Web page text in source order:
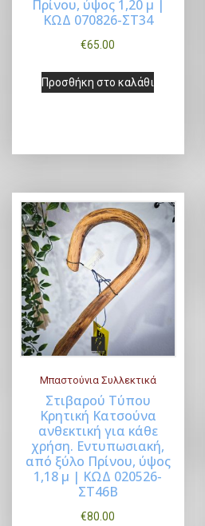
Πρίνου, ύψος 1,20 μ |
ΚΩΔ 070826-ΣΤ34
€65.00
Προσθήκη στο καλάθι
Buy Now
Μπαστούνια Συλλεκτικά
Στιβαρού Τύπου
Κρητική Κατσούνα
ανθεκτική για κάθε
χρήση. Εντυπωσιακή,
από ξύλο Πρίνου, ύψος
1,18 μ | ΚΩΔ 020526-
ΣΤ46Β
€80.00